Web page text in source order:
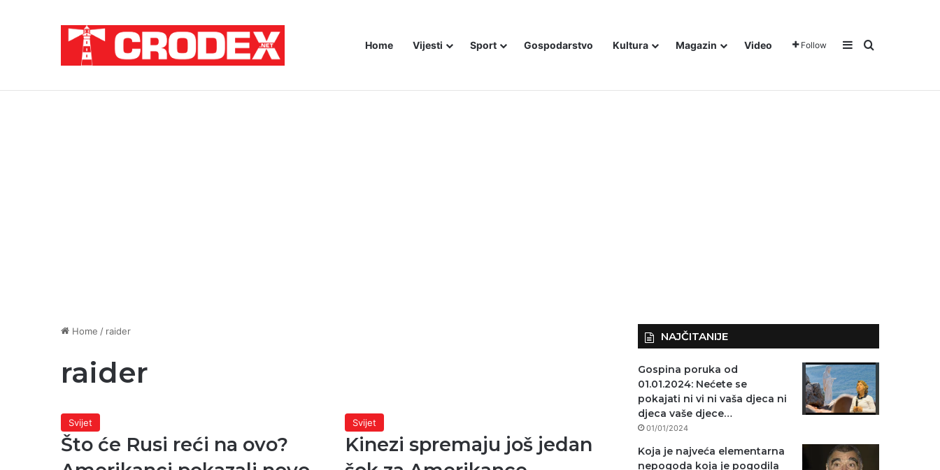
Home Vijesti Sport Gospodarstvo Kultura Magazin Video Follow Sidebar
Traži
Home / raider
raider
Svijet
Što će Rusi reći na ovo?
Svijet
Kinezi spremaju još jedan
NAJČITANIJE
Gospina poruka od
01.01.2024: Nećete se
pokajati ni vi ni vaša djeca ni
djeca vaše djece…
01/01/2024
Koja je najveća elementarna
nepogoda koja je pogodila